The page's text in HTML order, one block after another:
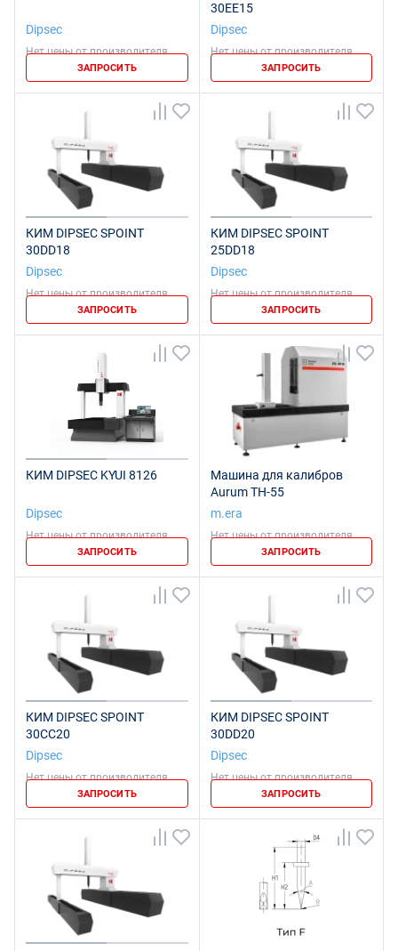
Dipsec
Нет цены от производителя
ЗАПРОСИТЬ
30EE15
Dipsec
Нет цены от производителя
ЗАПРОСИТЬ
КИМ DIPSEC SPOINT
30DD18
Dipsec
Нет цены от производителя
ЗАПРОСИТЬ
КИМ DIPSEC SPOINT
25DD18
Dipsec
Нет цены от производителя
ЗАПРОСИТЬ
КИМ DIPSEC KYUI 8126
Dipsec
Нет цены от производителя
ЗАПРОСИТЬ
Машина для калибров
Aurum TH-55
m.era
Нет цены от производителя
ЗАПРОСИТЬ
КИМ DIPSEC SPOINT
30CC20
Dipsec
Нет цены от производителя
ЗАПРОСИТЬ
КИМ DIPSEC SPOINT
30DD20
Dipsec
Нет цены от производителя
ЗАПРОСИТЬ